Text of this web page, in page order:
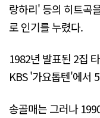
랑하리' 등의 히트곡
로 인기를 누렸다.
1982년 발표된 2집
KBS '가요톱텐'에서
송골매는 그러나